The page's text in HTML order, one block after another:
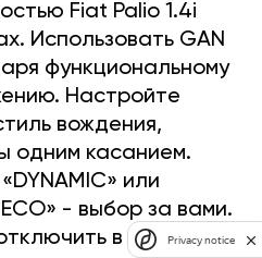
Fiat Palio 1.4i
Использовать GAN
функциональному
Настройте
вождения,
одним касанием.
или
- выбор за вами.
в любоеPrivacy notice